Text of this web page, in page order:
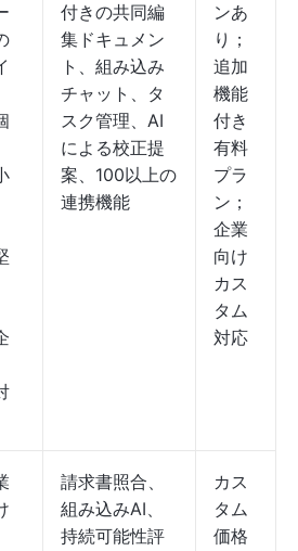
付きの共同編
集ドキュメン
ト、組み込み
チャット、タ
スク管理、AI
による校正提
案、100以上の
連携機能
ンあ
り；
追加
機能
付き
有料
プラ
ン；
企業
向け
カス
タム
対応
請求書照合、
組み込みAI、
持続可能性評
カス
タム
価格